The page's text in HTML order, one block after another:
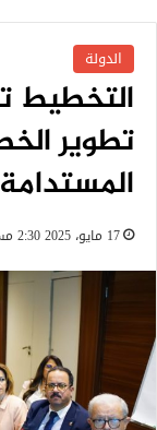
الدولة
التخطيط
تطوير
17 مايو، 2025 2:30 مساءً